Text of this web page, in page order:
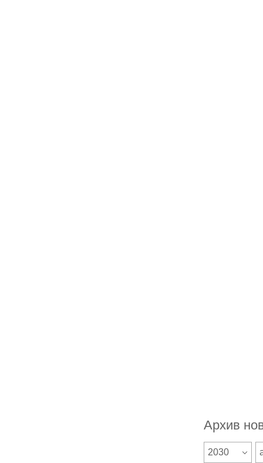
Архив
2030